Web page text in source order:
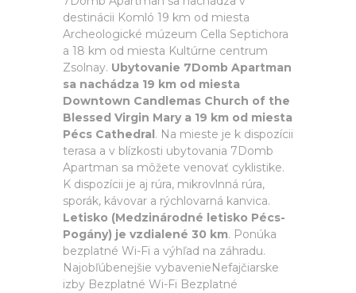
destinácii Komló 19 km od miesta
Archeologické múzeum Cella Septichora
a 18 km od miesta Kultúrne centrum
Zsolnay. Ubytovanie 7Domb Apartman
sa nachádza 19 km od miesta
Downtown Candlemas Church of the
Blessed Virgin Mary a 19 km od miesta
Pécs Cathedral. Na mieste je k dispozícii
terasa a v blízkosti ubytovania 7Domb
Apartman sa môžete venovať cyklistike.
K dispozícii je aj rúra, mikrovlnná rúra,
sporák, kávovar a rýchlovarná kanvica.
Letisko (Medzinárodné letisko Pécs-
Pogány) je vzdialené 30 km. Ponúka
bezplatné Wi-Fi a výhľad na záhradu.
Najobľúbenejšie vybavenieNefajčiarske
izby Bezplatné Wi-Fi Bezplatné